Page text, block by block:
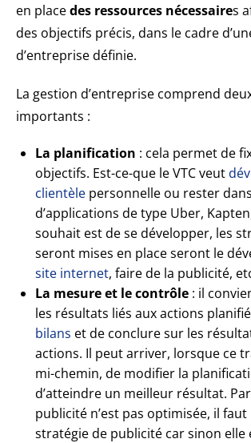
en placedes ressources nécessaires
des objectifs précis, dans le cadre
d’entreprise définie.
La gestion d’entreprise comprend
importants :
La planification : cela permet de
objectifs. Est-ce-que le VTC veut
clientèle personnelle ou rester
d’applications de type Uber,
souhait est de se développer, les
seront mises en place seront le
site internet, faire de la publicité,
La mesure et le contrôle : il
les résultats liés aux actions
bilans et de conclure sur les
actions. Il peut arriver, lorsque ce
mi-chemin, de modifier la
d’atteindre un meilleur résultat.
publicité n’est pas optimisée, il
stratégie de publicité car sinon elle